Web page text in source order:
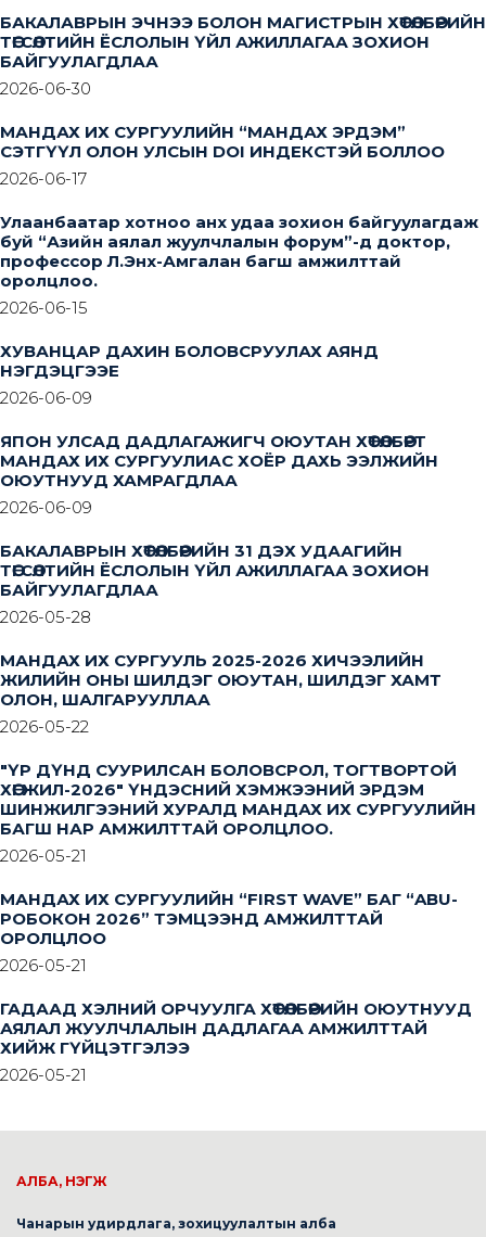
БАКАЛАВРЫН ЭЧНЭЭ БОЛОН МАГИСТРЫН ХӨТӨЛБӨРИЙН
ТӨГСӨЛТИЙН ЁСЛОЛЫН ҮЙЛ АЖИЛЛАГАА ЗОХИОН
БАЙГУУЛАГДЛАА
2026-06-30
МАНДАХ ИХ СУРГУУЛИЙН “МАНДАХ ЭРДЭМ”
СЭТГҮҮЛ ОЛОН УЛСЫН DOI ИНДЕКСТЭЙ БОЛЛОО
2026-06-17
Улаанбаатар хотноо анх удаа зохион байгуулагдаж
буй “Азийн аялал жуулчлалын форум”-д доктор,
профессор Л.Энх-Амгалан багш амжилттай
оролцлоо.
2026-06-15
ХУВАНЦАР ДАХИН БОЛОВСРУУЛАХ АЯНД
НЭГДЭЦГЭЭЕ
2026-06-09
ЯПОН УЛСАД ДАДЛАГАЖИГЧ ОЮУТАН ХӨТӨЛБӨРТ
МАНДАХ ИХ СУРГУУЛИАС ХОЁР ДАХЬ ЭЭЛЖИЙН
ОЮУТНУУД ХАМРАГДЛАА
2026-06-09
БАКАЛАВРЫН ХӨТӨЛБӨРИЙН 31 ДЭХ УДААГИЙН
ТӨГСӨЛТИЙН ЁСЛОЛЫН ҮЙЛ АЖИЛЛАГАА ЗОХИОН
БАЙГУУЛАГДЛАА
2026-05-28
МАНДАХ ИХ СУРГУУЛЬ 2025-2026 ХИЧЭЭЛИЙН
ЖИЛИЙН ОНЫ ШИЛДЭГ ОЮУТАН, ШИЛДЭГ ХАМТ
ОЛОН, ШАЛГАРУУЛЛАА
2026-05-22
"ҮР ДҮНД СУУРИЛСАН БОЛОВСРОЛ, ТОГТВОРТОЙ
ХӨГЖИЛ-2026" ҮНДЭСНИЙ ХЭМЖЭЭНИЙ ЭРДЭМ
ШИНЖИЛГЭЭНИЙ ХУРАЛД МАНДАХ ИХ СУРГУУЛИЙН
БАГШ НАР АМЖИЛТТАЙ ОРОЛЦЛОО.
2026-05-21
МАНДАХ ИХ СУРГУУЛИЙН “FIRST WAVE” БАГ “ABU-
РОБОКОН 2026” ТЭМЦЭЭНД АМЖИЛТТАЙ
ОРОЛЦЛОО
2026-05-21
ГАДААД ХЭЛНИЙ ОРЧУУЛГА ХӨТӨЛБӨРИЙН ОЮУТНУУД
АЯЛАЛ ЖУУЛЧЛАЛЫН ДАДЛАГАА АМЖИЛТТАЙ
ХИЙЖ ГҮЙЦЭТГЭЛЭЭ
2026-05-21
АЛБА, НЭГЖ
Чанарын удирдлага, зохицуулалтын алба